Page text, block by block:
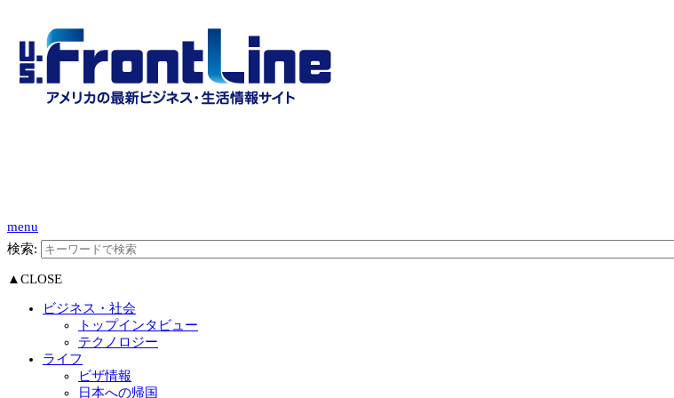
menu
検索:
▲CLOSE
ビジネス・社会
トップインタビュー
テクノロジー
ライフ
ビザ情報
日本への帰国